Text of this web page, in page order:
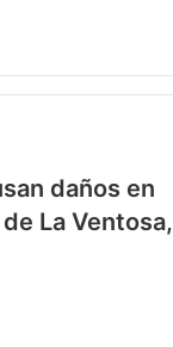
daños en
La Ventosa,